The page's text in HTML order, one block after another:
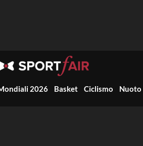
2026 Basket Ciclismo Nuoto